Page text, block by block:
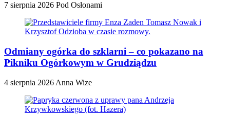
7 sierpnia 2026 Pod Osłonami
Odmiany ogórka do szklarni – co pokazano na
Pikniku Ogórkowym w Grudziądzu
4 sierpnia 2026 Anna Wize